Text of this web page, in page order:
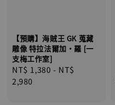
【預購】海賊王 GK 蒐藏
雕像 特拉法爾加·羅 [一
支梅工作室]
Regular
price
NT$ 1,380 - NT$
2,980